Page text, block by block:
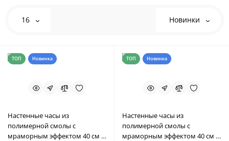
16 Новинки
ТОП Новинка
Настенные часы из
полимерной смолы с
мраморным эффектом 40 см -
ТОП Новинка
Настенные часы из
полимерной смолы с
мраморным эффектом 40 см -